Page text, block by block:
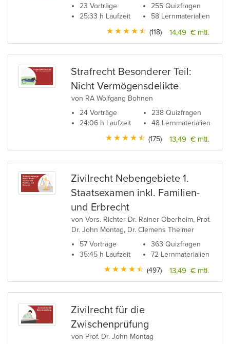
23 Vorträge
25:33 h Laufzeit
255 Quizfragen
58 Lernmaterialien
14,49 € mtl.
(118)
Strafrecht Besonderer Teil:
Nicht Vermögensdelikte
von RA Wolfgang Bohnen
24 Vorträge
24:06 h Laufzeit
238 Quizfragen
48 Lernmaterialien
13,49 € mtl.
(175)
Zivilrecht Nebengebiete 1.
Staatsexamen inkl. Familien-
und Erbrecht
von Vors. Richter Dr. Rainer Oberheim, Prof.
Dr. John Montag, Dr. Clemens Theimer
57 Vorträge
35:45 h Laufzeit
363 Quizfragen
72 Lernmaterialien
13,49 € mtl.
(497)
Zivilrecht für die
Zwischenprüfung
von Prof. Dr. John Montag